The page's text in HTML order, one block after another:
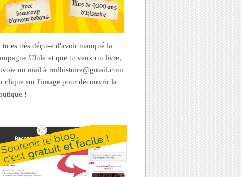
tu es très déçu-e d'avoir manqué la
Ulule et que tu veux un livre,
un mail à rmlhistoire@gmail.com
clique sur l'image pour découvrir la
!